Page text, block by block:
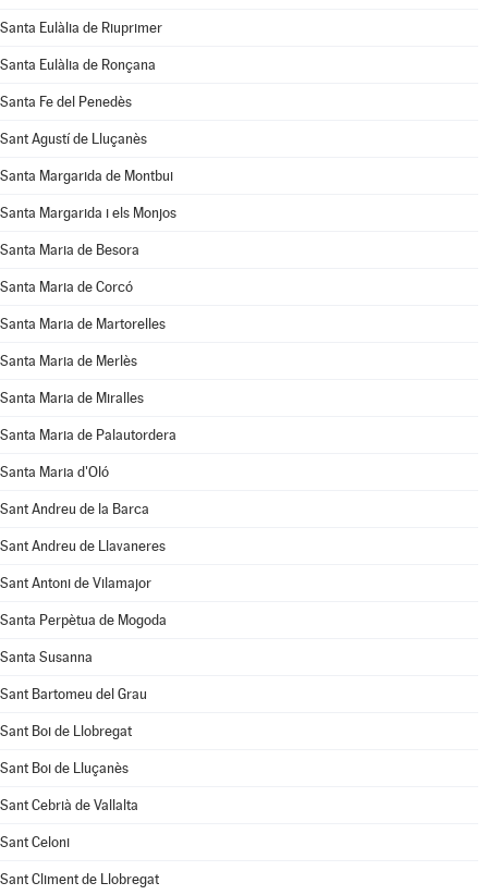
Santa Eulàlia de Riuprimer
Santa Eulàlia de Ronçana
Santa Fe del Penedès
Sant Agustí de Lluçanès
Santa Margarida de Montbui
Santa Margarida i els Monjos
Santa Maria de Besora
Santa Maria de Corcó
Santa Maria de Martorelles
Santa Maria de Merlès
Santa Maria de Miralles
Santa Maria de Palautordera
Santa Maria d'Oló
Sant Andreu de la Barca
Sant Andreu de Llavaneres
Sant Antoni de Vilamajor
Santa Perpètua de Mogoda
Santa Susanna
Sant Bartomeu del Grau
Sant Boi de Llobregat
Sant Boi de Lluçanès
Sant Cebrià de Vallalta
Sant Celoni
Sant Climent de Llobregat